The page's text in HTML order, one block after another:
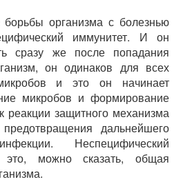
организма с болезнью
иммунитет. И он
сразу же после попадания
он одинаков для всех
и это он начинает
микробов и формирование
реакции защитного механизма
дальнейшего
Неспецифический
можно сказать, общая